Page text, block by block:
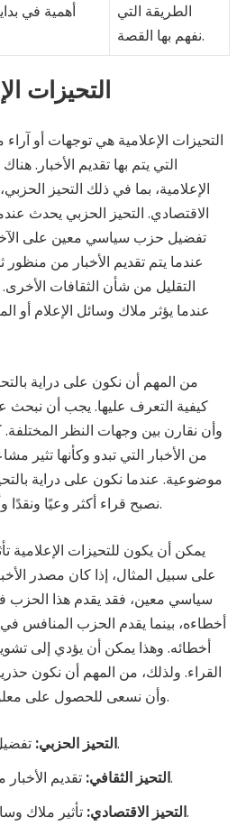
أهمية في
الطريقة التي
نفهم بها القصة.
التحيزات
التحيزات الإعلامية هي توجهات أو
التي يتم بها تقديم الأخبار.
الإعلامية، بما في ذلك التحيز
الاقتصادي. التحيز الحزبي يحدث
تفضيل حزب سياسي معين على
عندما يتم تقديم الأخبار من
التقليل من شأن الثقافات
عندما يؤثر ملاك وسائل الإعلام أو
من المهم أن نكون على دراية
كيفية التعرف عليها. يجب أن نبحث
وأن نقارن بين وجهات النظر
من الأخبار التي تبدو وكأنها تثير
موضوعية. عندما نكون على دراية
نصبح قراء أكثر وعيًا ونقدًا وأن نتخذ قرارات مستنيرة.
يمكن أن يكون للتحيزات الإعلامية
على سبيل المثال، إذا كان مصدر
سياسي معين، فقد يقدم هذا الحزب
أخطاءه، بينما يقدم الحزب المنافس
أخطائه. وهذا يمكن أن يؤدي إلى
القراء. ولذلك، من المهم أن نكون
وأن نسعى للحصول على معلومات من مصادر متنوعة.
التحيز الحزبي:تفضيل حزب سياسي معين.
التحيز الثقافي:تقديم الأخبار من منظور ثقافي واحد.
التحيز الاقتصادي:تأثير ملاك وسائل الإعلام أو المعلنين.